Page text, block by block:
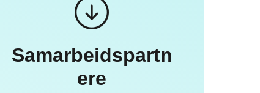
Samarbeidspartn
ere